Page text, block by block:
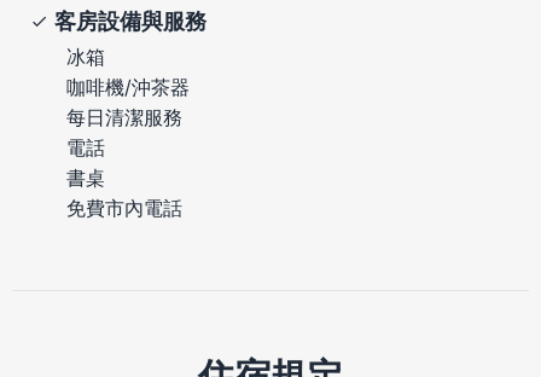
客房設備與服務
冰箱
咖啡機/沖茶器
每日清潔服務
電話
書桌
免費市內電話